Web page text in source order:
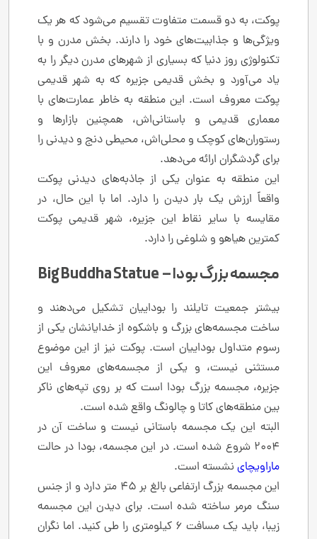
پوکت، به دو قسمت متفاوت تقسیم می‌شود که هر یک
ویژگی‌ها و جذابیت‌های خود را دارند. بخش مدرن و با
تکنولوژی روز دنیا که بسیاری از شهرهای مدرن دیگر را به
یاد می‌آورد و بخش قدیمی جزیره که به شهر قدیمی
پوکت معروف است. این منطقه به خاطر عمارت‌های با
معماری قدیمی و باستانی‌اش، همچنین بازارها و
رستوران‌های کوچک و محلی‌اش، محیطی دنج و دیدنی را
برای گردشگران ارائه می‌دهد.
این منطقه به عنوان یکی از جاذبه‌های دیدنی پوکت
واقعاً ارزش یک بار دیدن را دارد. اما با این حال، در
مقایسه با سایر نقاط این جزیره، شهر قدیمی پوکت
کمترین هیاهو و شلوغی را دارد.
مجسمه‌ بزرگ بودا – Big Buddha Statue
بیشتر جمعیت تایلند را بوداییان تشکیل می‌دهند و
ساخت مجسمه‌های بزرگ و باشکوه از خدایانشان یکی از
رسوم متداول بوداییان است. پوکت نیز از این موضوع
مستثنی نیست، و یکی از مجسمه‌های معروف این
جزیره، مجسمه بزرگ بودا است که بر روی تپه‌های ناکر
بین منطقه‌های کاتا و چالونگ واقع شده است.
البته این یک مجسمه باستانی نیست و ساخت آن در
2004 شروع شده است. در این مجسمه، بودا در حالت
ماراویچای نشسته است.
این مجسمه بزرگ ارتفاعی بالغ بر ۴۵ متر دارد و از جنس
سنگ مرمر ساخته شده است. برای دیدن این مجسمه
زیبا، باید یک مسافت ۶ کیلومتری را طی کنید. اما نگران